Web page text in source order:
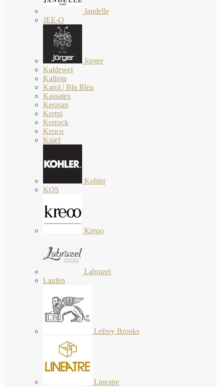
Jandelle
JEE-O
Jorger
Kaldewei
Kallista
Karol | Blu Bleu
Kassatex
Kerasan
Kermi
Kerrock
Keuco
Knief
Kohler
KOS
Kreoo
Labrazel
Laufen
Lefroy Brooks
Lineatre